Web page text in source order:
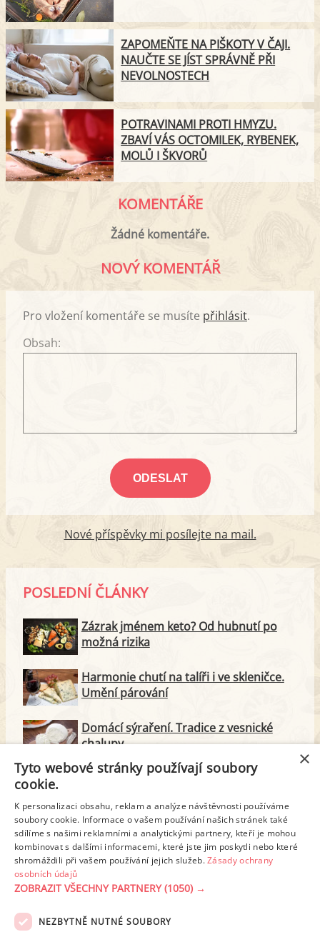
ZAPOMEŇTE NA PIŠKOTY V ČAJI.
NAUČTE SE JÍST SPRÁVNĚ PŘI
NEVOLNOSTECH
POTRAVINAMI PROTI HMYZU.
ZBAVÍ VÁS OCTOMILEK, RYBENEK,
MOLŮ I ŠKVORŮ
KOMENTÁŘE
Žádné komentáře.
NOVÝ KOMENTÁŘ
Pro vložení komentáře se musíte přihlásit.
Obsah:
Nové příspěvky mi posílejte na mail.
POSLEDNÍ ČLÁNKY
Zázrak jménem keto? Od hubnutí po
možná rizika
Harmonie chutí na talíři i ve skleničce.
Umění párování
Domácí sýraření. Tradice z vesnické
chalupy
Majonéza jako královna teplé kuchyně
Proteinové svačinky za zlomek ceny.
Vyrobte si je doma
×
Tyto webové stránky používají soubory
cookie.
K personalizaci obsahu, reklam a analýze návštěvnosti používáme
soubory cookie. Informace o vašem používání našich stránek také
sdílíme s našimi reklamními a analytickými partnery, kteří je mohou
kombinovat s dalšími informacemi, které jste jim poskytli nebo které
shromáždili při vašem používání jejich služeb.Zásady ochrany
osobních údajů
ZOBRAZIT VŠECHNY PARTNERY(1050) →
NEZBYTNĚ NUTNÉ SOUBORY